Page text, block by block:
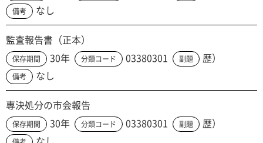
備考 なし
監査報告書（正本）
保存期間 30年 分類コード 03380301 副題 歴）
備考 なし
専決処分の市会報告
保存期間 30年 分類コード 03380301 副題 歴）